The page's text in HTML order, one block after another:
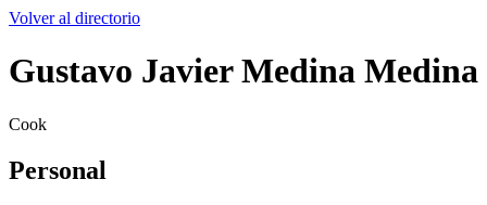
Volver al directorio
Gustavo Javier Medina Medina
Cook
Personal